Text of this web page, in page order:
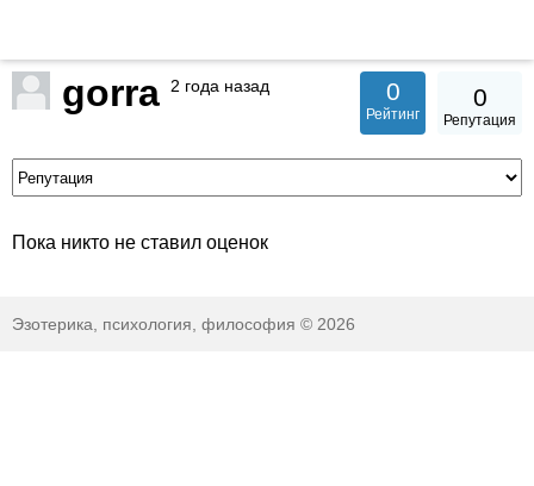
gorra 2 года назад 0
Рейтинг
0
Репутация
Пока никто не ставил оценок
Эзотерика, психология, философия © 2026